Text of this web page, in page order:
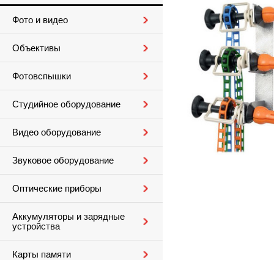
Фото и видео
Объективы
Фотовспышки
Студийное оборудование
Видео оборудование
Звуковое оборудование
Оптические приборы
Аккумуляторы и зарядные
устройства
Карты памяти